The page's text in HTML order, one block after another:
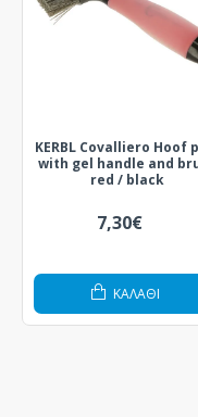
KERBL Covalliero Hoof
with gel handle and
red / black
7,30€
ΚΑΛΆΘΙ